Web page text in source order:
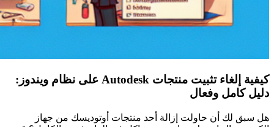
كيفية إلغاء تثبيت منتجات Autodesk على نظام ويندوز:
دليل كامل وفعال
هل سبق لك أن حاولت إزالة أحد منتجات أوتوديسك من جهاز